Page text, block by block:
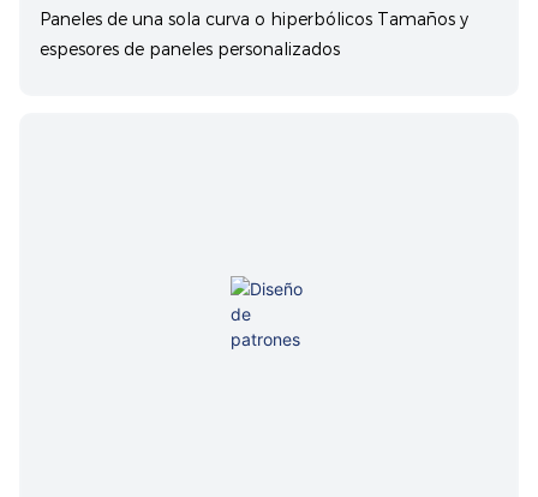
Paneles de una sola curva o hiperbólicos Tamaños y
espesores de paneles personalizados